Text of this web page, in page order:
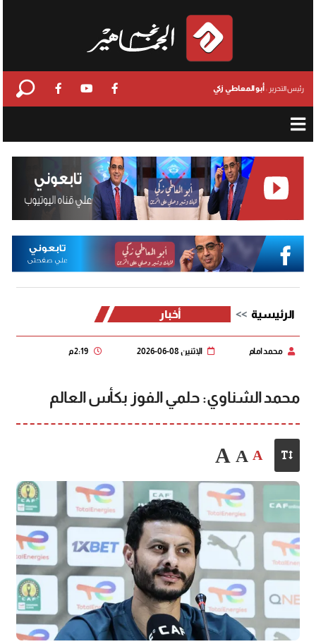
رئيس التحرير : أبو المعاطي زكي
الرئيسية أخبار
محمد امام الإثنين 08-06-2026 2:19 م
محمد الشناوي: حلمي الفوز بكأس العالم
A
A
A